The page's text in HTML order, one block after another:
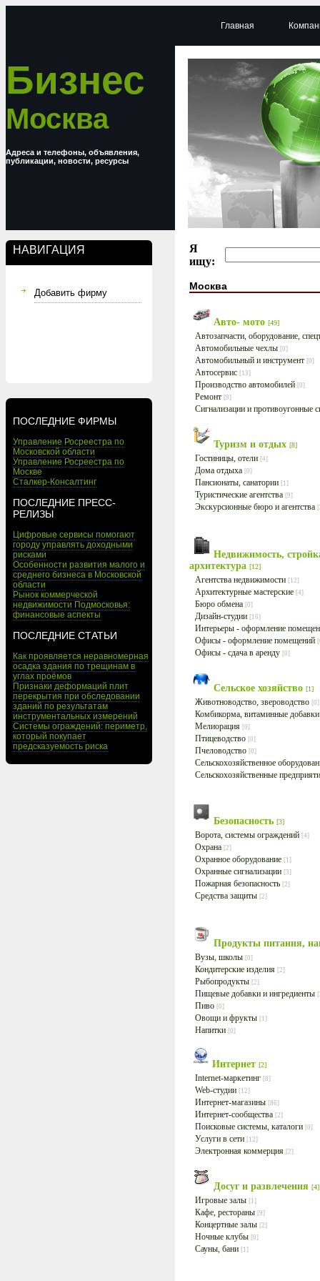
Бизнес
Москва
Адреса и телефоны, объявления,
публикации, новости, ресурсы
НАВИГАЦИЯ
Добавить фирму
ПОСЛЕДНИЕ ФИРМЫ
Управление Росреестра по
Московской области
Управление Росреестра по
Москве
Сталкер-Консалтинг
ПОСЛЕДНИЕ ПРЕСС-
РЕЛИЗЫ
Цифровые сервисы помогают
городу управлять доходными
рисками
Особенности развития малого и
среднего бизнеса в Московской
области
Рынок коммерческой
недвижимости Подмосковья:
финансовые аспекты
ПОСЛЕДНИЕ СТАТЬИ
Как проявляется неравномерная
осадка здания по трещинам в
углах проёмов
Признаки деформаций плит
перекрытия при обследовании
зданий по результатам
инструментальных измерений
Системы ограждений: периметр,
который покупает
предсказуемость риска
Главная
Я
ищу:
Москва
Авто- мото [49]
Автозапчасти, оборудование,
Автомобильные чехлы [0]
Автомобильный и инструмент [0]
Автосервис [13]
Производство автомобилей [0]
Ремонт [9]
Сигнализации и противоугонные
Туризм и отдых [8]
Гостиницы, отели [4]
Дома отдыха [0]
Пансионаты, санатории [1]
Туристические агентства [9]
Экскурсионные бюро и агентства
Недвижимость,
архитектура [12]
Агентства недвижимости [12]
Архитектурные мастерские [4]
Бюро обмена [0]
Дизайн-студии [16]
Интерьеры - оформление
Офисы - оформление помещений
Офисы - сдача в аренду [0]
Сельское хозяйство [1]
Животноводство, звероводство [0]
Комбикорма, витаминные
Мелиорация [0]
Птицеводство [0]
Пчеловодство [0]
Сельскохозяйственное
Сельскохозяйственные
Безопасность [3]
Ворота, системы ограждений [4]
Охрана [2]
Охранное оборудование [1]
Охранные сигнализации [3]
Пожарная безопасность [2]
Средства защиты [2]
Продукты питания,
Вузы, школы [0]
Кондитерские изделия [2]
Рыбопродукты [2]
Пищевые добавки и ингредиенты
Пиво [0]
Овощи и фрукты [1]
Напитки [0]
Интернет [2]
Internet-маркетинг [8]
Web-студии [12]
Интернет-магазины [86]
Интернет-сообщества [2]
Поисковые системы, каталоги [0]
Услуги в сети [12]
Электронная коммерция [2]
Досуг и развлечения [4]
Игровые залы [1]
Кафе, рестораны [9]
Концертные залы [2]
Ночные клубы [0]
Сауны, бани [1]